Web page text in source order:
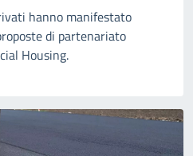
hanno manifestato
di partenariato
Housing.